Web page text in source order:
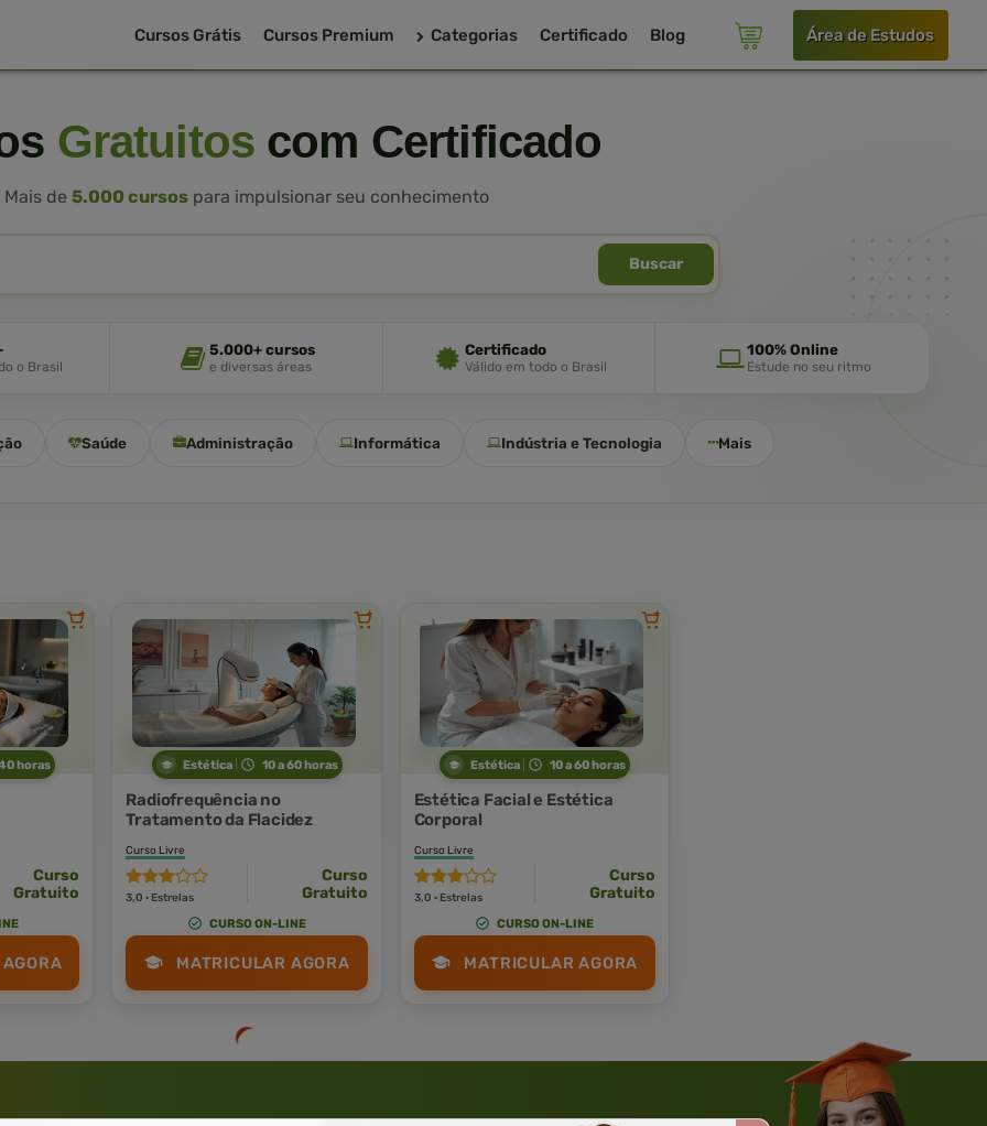
Cursos Grátis Cursos Premium Categorias Certificado Blog Área de Estudos
Gratuitos com Certificado
Mais de 5.000 cursos para impulsionar seu conhecimento
Buscar
o Brasil
5.000+ cursos
e diversas áreas
Certificado
Válido em todo o Brasil
100% Online
Estude no seu ritmo
Saúde Administração Informática Indústria e Tecnologia Mais
horas
Curso
Gratuito
Estética 10 a 60 horas
Radiofrequência no
Tratamento da Flacidez
Curso Livre
3,0 · Estrelas
Curso
Gratuito
CURSO ON-LINE
MATRICULAR AGORA
Estética 10 a 60 horas
Estética Facial e Estética
Corporal
Curso Livre
3,0 · Estrelas
Curso
Gratuito
CURSO ON-LINE
MATRICULAR AGORA